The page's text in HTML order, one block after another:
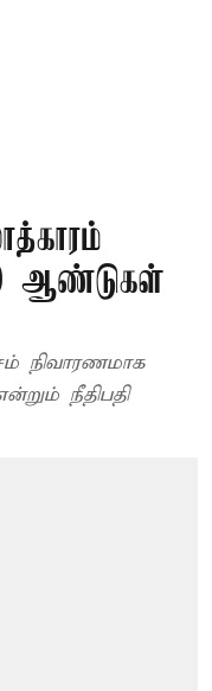
ஆண்டுகள்
நிவாரணமாக
நீதிபதி